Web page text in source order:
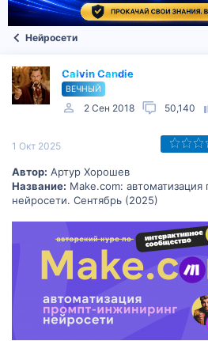
Нейросети
Calvin Candie
ВЕЧНЫЙ
2 Сен 2018 50,140
1 Окт 2025
Автор: Артур Хорошев
Название: Make.com:
нейросети. Сентябрь (2025)